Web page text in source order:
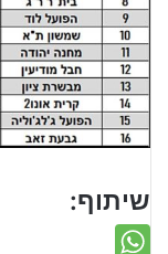
שיתוף: